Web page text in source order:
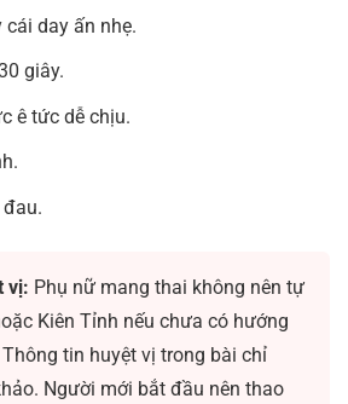
cái day ấn nhẹ.
giây.
ê tức dễ chịu.
vị: Phụ nữ mang thai không nên tự
Kiên Tỉnh nếu chưa có hướng
tin huyệt vị trong bài chỉ
Người mới bắt đầu nên thao